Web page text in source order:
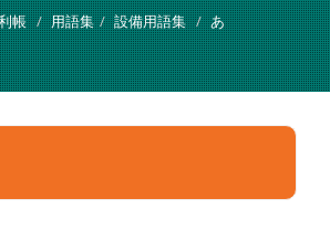
帳 用語集 設備用語集
あ